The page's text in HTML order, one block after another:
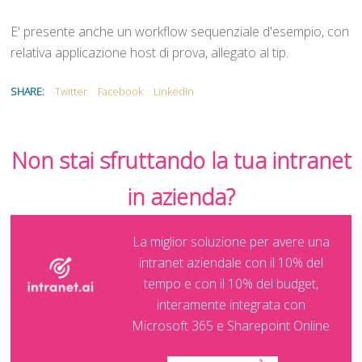
E' presente anche un workflow sequenziale d'esempio, con
relativa applicazione host di prova, allegato al tip.
SHARE: Twitter Facebook LinkedIn
Non stai sfruttando la tua intranet
in azienda?
La miglior soluzione per avere una
intranet aziendale con il 10% del
tempo e con il 10% del budget,
interamente integrata con
Microsoft 365 e Sharepoint Online